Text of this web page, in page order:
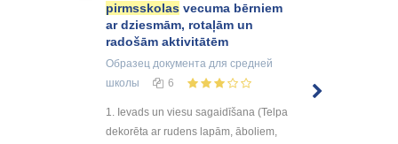
pirmsskolas vecuma bērniem
ar dziesmām, rotaļām un
radošām aktivitātēm
Образец документа для средней
школы
6
1. Ievads un viesu sagaidīšana (Telpa
dekorēta ar rudens lapām, āboliem,